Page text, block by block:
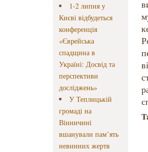
1-2 липня у
Києві відбудеться
конференція
«Єврейська
спадщина в
Україні: Досвід та
перспективи
досліджень»
У Теплицькій
громаді на
Вінничині
вшанували пам’ять
невинних жертв